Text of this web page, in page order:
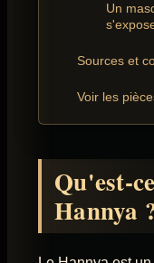
Un
Sources et
Voir les
Qu'est-
Hannya